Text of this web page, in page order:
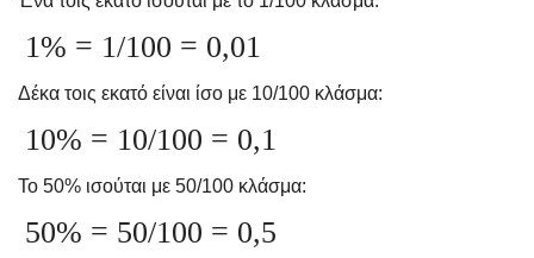
1% = 1/100 = 0,01
Δέκα τοις εκατό είναι ίσο με 10/100 κλάσμα:
10% = 10/100 = 0,1
Το 50% ισούται με 50/100 κλάσμα:
50% = 50/100 = 0,5